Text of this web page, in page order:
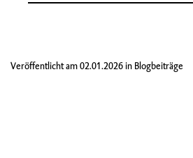
Veröffentlicht am02.01.2026in Blogbeiträge